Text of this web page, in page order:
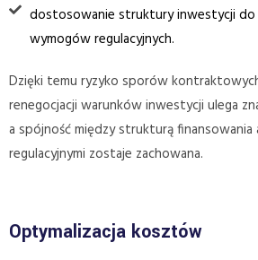
dostosowanie struktury inwestycji do
wymogów regulacyjnych.
Dzięki temu ryzyko sporów
renegocjacji warunków inwestycji ulega
a spójność między strukturą finansowania
regulacyjnymi zostaje zachowana.
Optymalizacja kosztów